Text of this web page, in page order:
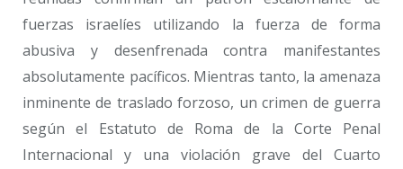
fuerzas israelíes utilizando la fuerza de forma
abusiva y desenfrenada contra manifestantes
absolutamente pacíficos. Mientras tanto, la amenaza
inminente de traslado forzoso, un crimen de guerra
según el Estatuto de Roma de la Corte Penal
Internacional y una violación grave del Cuarto